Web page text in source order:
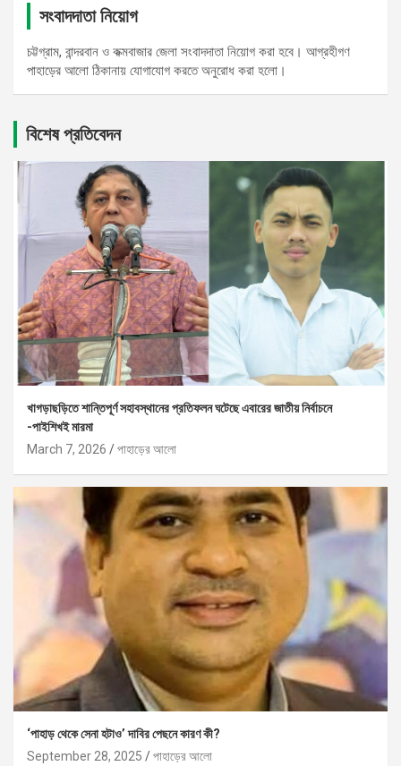
সংবাদদাতা নিয়োগ
চট্টগ্রাম, বান্দরবান ও কক্মবাজার জেলা সংবাদদাতা নিয়োগ করা হবে। আগ্রহীগণ
পাহাড়ের আলো ঠিকানায় যোগাযোগ করতে অনুরোধ করা হলো।
বিশেষ প্রতিবেদন
খাগড়াছড়িতে শান্তিপূর্ণ সহাবস্থানের প্রতিফলন ঘটেছে এবারের জাতীয় নির্বাচনে
-পাইশিখই মারমা
March 7, 2026
পাহাড়ের আলো
‘পাহাড় থেকে সেনা হটাও’ দাবির পেছনে কারণ কী?
September 28, 2025
পাহাড়ের আলো